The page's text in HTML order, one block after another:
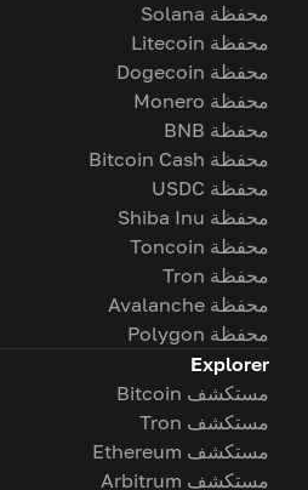
محفظة Solana
محفظة Litecoin
محفظة Dogecoin
محفظة Monero
محفظة BNB
محفظة Bitcoin Cash
محفظة USDC
محفظة Shiba Inu
محفظة Toncoin
محفظة Tron
محفظة Avalanche
محفظة Polygon
Explorer
مستكشف Bitcoin
مستكشف Tron
مستكشف Ethereum
مستكشف Arbitrum